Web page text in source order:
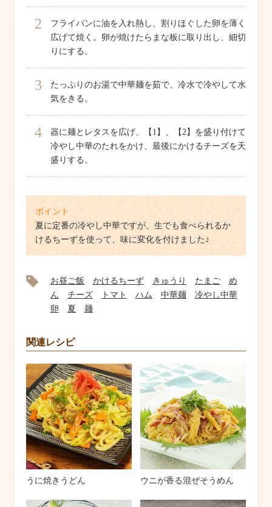
2
フライパンに油を入れ熱し、割りほぐした卵を薄く
広げて焼く。卵が焼けたらまな板に取り出し、細切
りにする。
3
たっぷりのお湯で中華麺を茹で、冷水で冷やして水
気をきる。
4
器に麺とレタスを広げ、【1】、【2】を盛り付けて
冷やし中華のたれをかけ、最後にかけるチーズを天
盛りする。
ポイント
夏に定番の冷やし中華ですが、生でも食べられるか
けるちーずを使って、味に変化を付けました♪
お昼ご飯 かけるちーず きゅうり たまご
め
ん
チーズ トマト ハム 中華麺
冷やし中華
卵
夏 麺
関連レシピ
うに焼きうどん ウニが香る混ぜそうめん